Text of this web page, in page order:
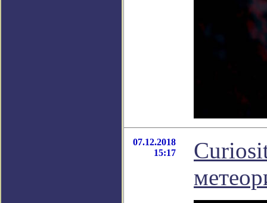
07.12.2018
15:17